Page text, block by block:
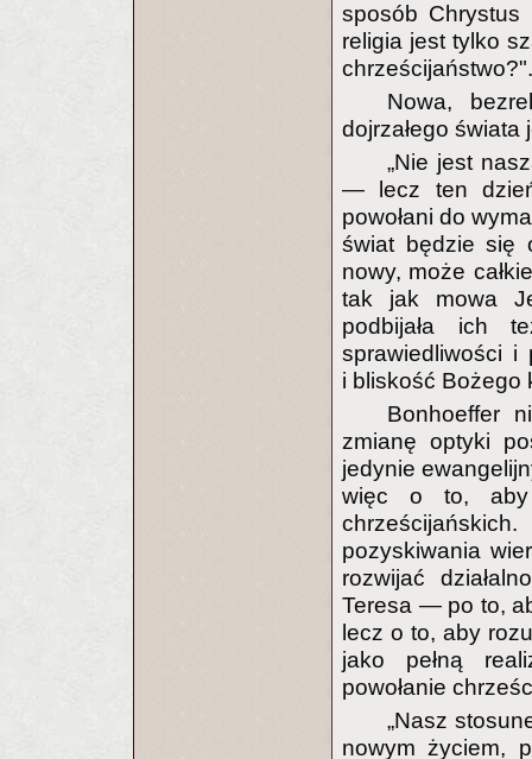
sposób Chrystus
religia jest tylko
chrześcijaństwo?".
Nowa,
dojrzałego
„Nie jest
— lecz ten
powołani do
świat będzie się
nowy, może
tak jak mowa
podbijała ich
sprawiedliwości i
i bliskość Bożego
Bonhoeffer
zmianę optyki
jedynie
więc o to, aby
pozyskiwania
rozwijać
Teresa — po to,
lecz o to, aby
jako pełną
powołanie
„Nasz
nowym życiem,